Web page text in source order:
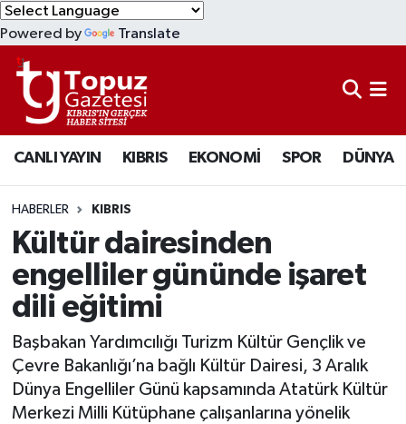
Powered by Translate
CANLI YAYIN KIBRIS EKONOMİ SPOR DÜNYA
HABERLER KIBRIS
Kültür dairesinden
engelliler gününde işaret
dili eğitimi
Başbakan Yardımcılığı Turizm Kültür Gençlik ve
Çevre Bakanlığı’na bağlı Kültür Dairesi, 3 Aralık
Dünya Engelliler Günü kapsamında Atatürk Kültür
Merkezi Milli Kütüphane çalışanlarına yönelik
KIBRIS
DÜNYA
EKONOMİ
MAGAZİN
SAĞLIK
SPOR
TEKNOLOJİ
TÜRKİYE
Lefkoşa Nöbetçi Eczaneler
Lefkoşa Hava Durumu
Lefkoşa Trafik Yoğunluk Haritası
Süper Lig Puan Durumu ve Fikstür
Tüm Manşetler
Son Dakika Haberleri
Haber Arşivi